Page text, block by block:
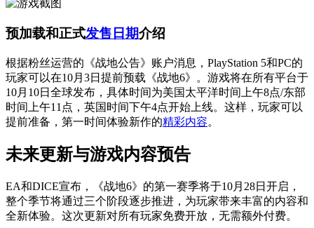
预加载和正式发售日期介绍
根据粉丝运营的《战地公告》账户消息，PlayStation 5和PC的
玩家可以在10月3日提前预载《战地6》。游戏将在所有平台于
10月10日全球发布，具体时间为美国太平洋时间上午8点/东部
时间上午11点，英国时间下午4点开始上线。这样，玩家可以
提前准备，第一时间体验新作的精彩内容。
未来更新与游戏内容预告
EA和DICE宣布，《战地6》的第一赛季将于10月28日开启，
整个季节将通过三个阶段逐步推进，为玩家带来丰富的内容和
全新体验。这次更新对所有玩家免费开放，无需额外付费。